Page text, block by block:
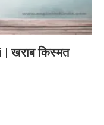
खराब किस्मत